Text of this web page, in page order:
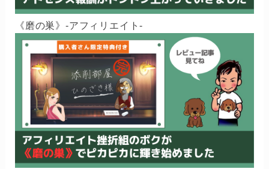
《磨の巣》-アフィリエイト-